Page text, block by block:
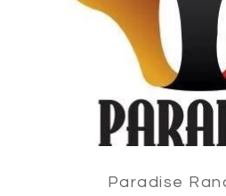
Paradise